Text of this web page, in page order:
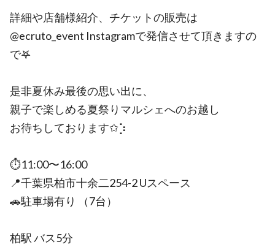
詳細や店舗様紹介、チケットの販売は
@ecruto_event Instagramで発信させて頂きますの
で𖤐
是非夏休み最後の思い出に、
親子で楽しめる夏祭りマルシェへのお越し
お待ちしております✩⡱
⏱‪11:00〜16:00
📍千葉県柏市十余二254-2 Uスペース
🚗駐車場有り （7台）
柏駅 バス5分